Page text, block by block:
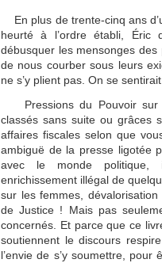
En plus de trente-cinq ans
heurté à l’ordre établi,
débusquer les mensonges
de nous courber sous leurs
ne s’y plient pas. On se
Pressions du Pouvoir sur
classés sans suite ou grâces
affaires fiscales selon que
ambiguë de la presse ligotée
avec le monde politique,
enrichissement illégal de
sur les femmes,
de Justice ! Mais pas
concernés. Et parce que ce
soutiennent le discours
l’envie de s’y soumettre,